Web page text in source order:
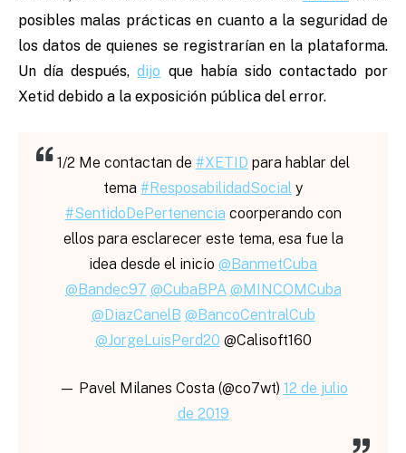
posibles malas prácticas en cuanto a la seguridad de
los datos de quienes se registrarían en la plataforma.
Un día después,dijo que había sido contactado por
Xetid debido a la exposición pública del error.
1/2 Me contactan de #XETID para hablar del
tema #ResposabilidadSocial y
#SentidoDePertenencia coorperando con
ellos para esclarecer este tema, esa fue la
idea desde el inicio @BanmetCuba
@Bandec97 @CubaBPA @MINCOMCuba
@DiazCanelB @BancoCentralCub
@JorgeLuisPerd20 @Calisoft160
— Pavel Milanes Costa (@co7wt) 12 de julio
de 2019